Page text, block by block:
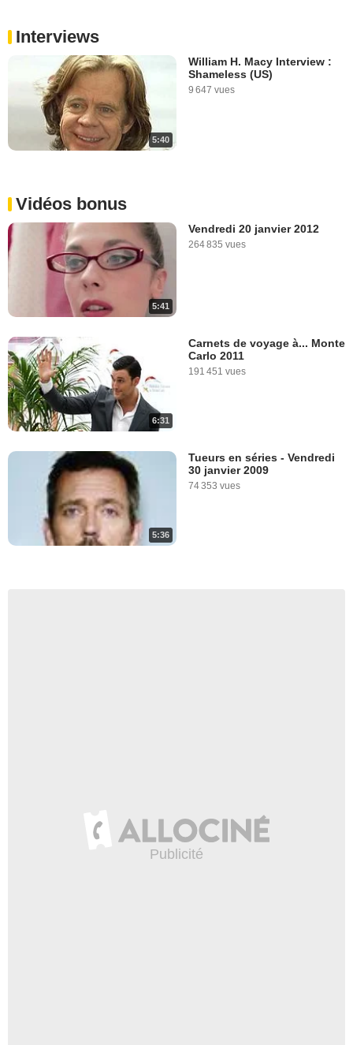
Interviews
5:40
William H. Macy Interview :
Shameless (US)
9 647 vues
Vidéos bonus
5:41
Vendredi 20 janvier 2012
264 835 vues
6:31
Carnets de voyage à... Monte
Carlo 2011
191 451 vues
5:36
Tueurs en séries - Vendredi
30 janvier 2009
74 353 vues